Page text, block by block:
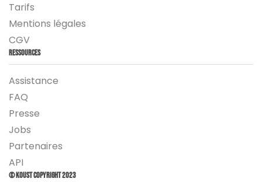
Tarifs
Mentions légales
CGV
Ressources
Assistance
FAQ
Presse
Jobs
Partenaires
API
© Koust Copyright 2023